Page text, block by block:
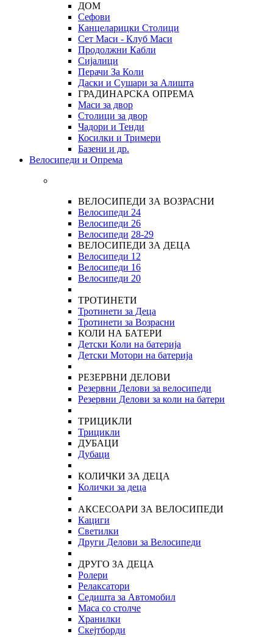
ДОМ
Сефови
Канцеларицки Столици
Сет Маси - Клуб Маси
Продолжни Кабли
Сијалици
Перачи За Коли
Даски и Сушари за Алишта
ГРАДИНАРСКА ОПРЕМА
Маси за двор
Столици за двор
Чадори и Тенди
Косилки и Тримери
Базени и др.
Велосипеди и Опрема
ВЕЛОСИПЕДИ ЗА ВОЗРАСНИ
Велосипеди 24
Велосипеди 26
Велосипеди 28-29
ВЕЛОСИПЕДИ ЗА ДЕЦА
Велосипеди 12
Велосипеди 16
Велосипеди 20
ТРОТИНЕТИ
Тротинети за Деца
Тротинети за Возрасни
КОЛИ НА БАТЕРИ
Детски Коли на батерија
Детски Мотори на батерија
РЕЗЕРВНИ ДЕЛОВИ
Резервни Делови за велосипеди
Резервни Делови за коли на батери
ТРИЦИКЛИ
Трицикли
ДУБАЦИ
Дубаци
КОЛИЧКИ ЗА ДЕЦА
Колички за деца
АКСЕСОАРИ ЗА ВЕЛОСИПЕДИ
Кациги
Светилки
Други Делови за Велосипеди
ДРУГО ЗА ДЕЦА
Ролери
Релаксатори
Седишта за Автомобил
Маса со столче
Хранилки
Скејтборди